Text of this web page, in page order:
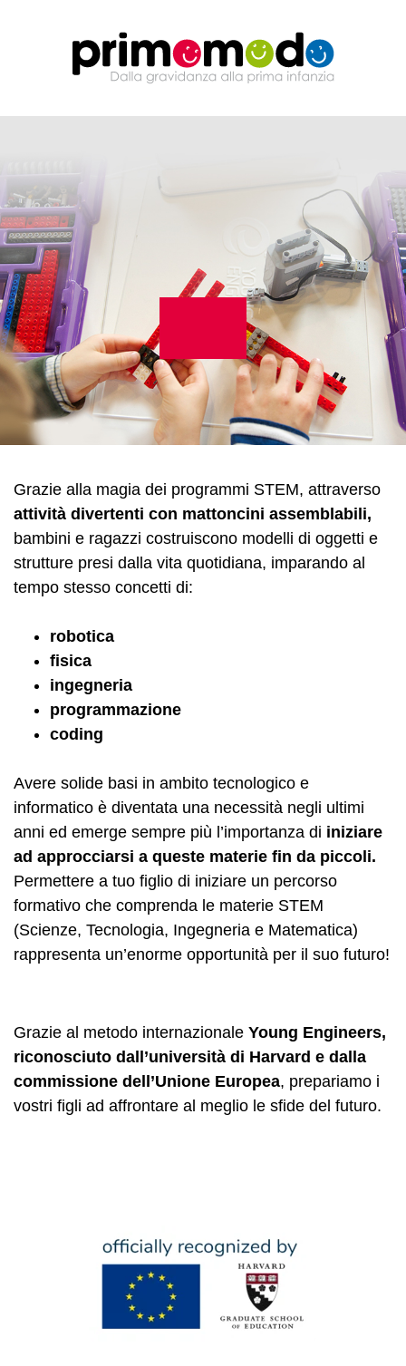
Grazie alla magia dei programmi STEM, attraverso
attività divertenti con mattoncini assemblabili,
bambini e ragazzi costruiscono modelli di oggetti e
strutture presi dalla vita quotidiana, imparando al
tempo stesso concetti di:
robotica
fisica
ingegneria
programmazione
coding
Avere solide basi in ambito tecnologico e
informatico è diventata una necessità negli ultimi
anni ed emerge sempre più l’importanza di iniziare
ad approcciarsi a queste materie fin da piccoli.
Permettere a tuo figlio di iniziare un percorso
formativo che comprenda le materie STEM
(Scienze, Tecnologia, Ingegneria e Matematica)
rappresenta un’enorme opportunità per il suo futuro!
Grazie al metodo internazionale Young Engineers,
riconosciuto dall’università di Harvard e dalla
commissione dell’Unione Europea, prepariamo i
vostri figli ad affrontare al meglio le sfide del futuro.